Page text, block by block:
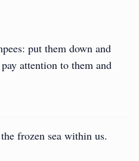
put them down and
attention to them and
frozen sea within us.